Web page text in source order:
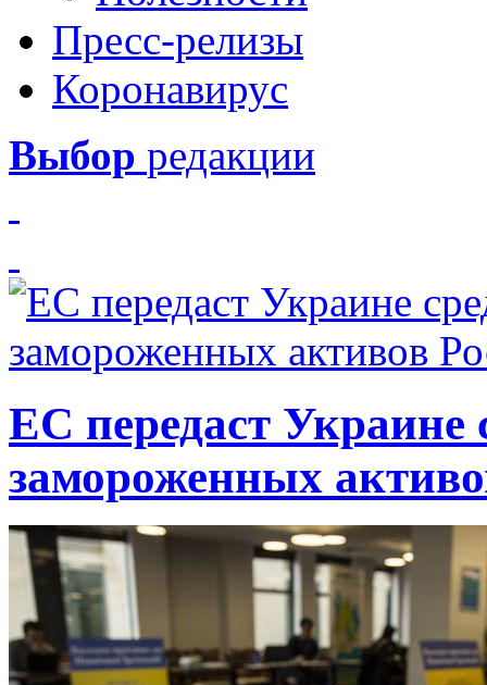
Пресс-релизы
Коронавирус
Выбор редакции
ЕС передаст Украине
замороженных